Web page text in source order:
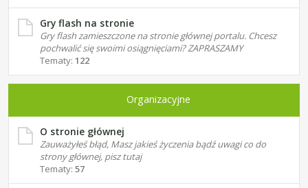
Gry flash na stronie
Gry flash zamieszczone na stronie głównej portalu. Chcesz
pochwalić się swoimi osiągnięciami? ZAPRASZAMY
Tematy: 122
Organizacyjne
O stronie głównej
Zauważyłeś błąd, Masz jakieś życzenia bądź uwagi co do
strony głównej, pisz tutaj
Tematy: 57